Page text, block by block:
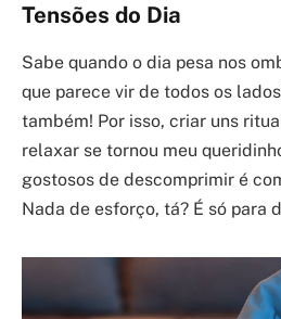
Tensões do Dia
Sabe quando o dia pesa nos
que parece vir de todos os
também! Por isso, criar uns
relaxar se tornou meu
gostosos de descomprimir é
Nada de esforço, tá? É só para